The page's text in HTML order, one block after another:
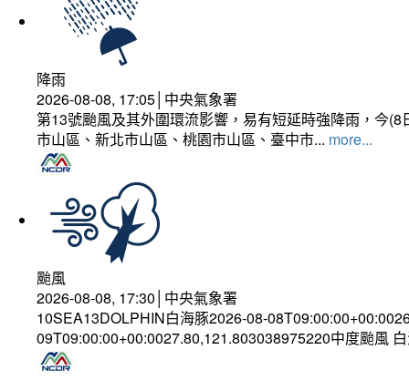
降雨
2026-08-08, 17:05│中央氣象署
第13號颱風及其外圍環流影響，易有短延時強降雨，今
市山區、新北市山區、桃園市山區、臺中市... more...
颱風
2026-08-08, 17:30│中央氣象署
10SEA13DOLPHIN白海豚2026-08-
09T09:00:00+00:0027.80,121.803038975220中度颱風